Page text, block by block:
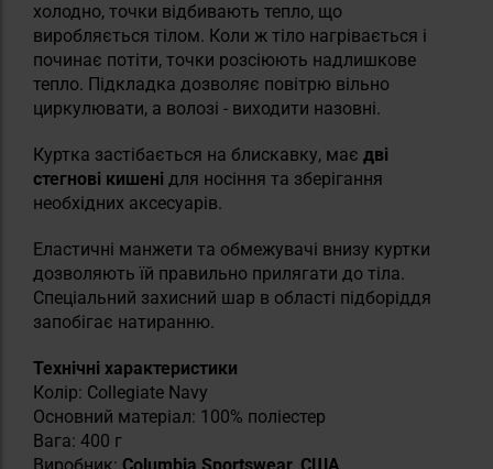
холодно, точки відбивають тепло, що
виробляється тілом. Коли ж тіло нагрівається і
починає потіти, точки розсіюють надлишкове
тепло. Підкладка дозволяє повітрю вільно
циркулювати, а волозі - виходити назовні.
Куртка застібається на блискавку, має дві
стегнові кишені для носіння та зберігання
необхідних аксесуарів.
Еластичні манжети та обмежувачі внизу куртки
дозволяють їй правильно прилягати до тіла.
Спеціальний захисний шар в області підборіддя
запобігає натиранню.
Технічні характеристики
Колір: Collegiate Navy
Основний матеріал: 100% поліестер
Вага: 400 г